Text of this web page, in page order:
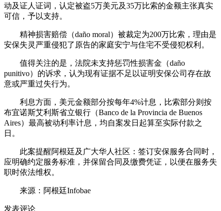
动及证人证词，认定被盗5万美元及35万比索的金额主张真实
可信，予以支持。
精神损害赔偿（daño moral）被裁定为200万比索，理由是
安保失灵严重侵犯了原告的家庭安宁与住宅不受侵犯权利。
值得关注的是，法院未支持惩罚性损害金（daño
punitivo）的诉求，认为现有证据不足以证明安保公司存在故
意或严重过失行为。
利息方面，美元金额部分按每年4%计息，比索部分则按
布宜诺斯艾利斯省立银行（Banco de la Provincia de Buenos
Aires）最高被动利率计息，均自案发日起算至实际付款之
日。
此案提醒阿根廷及广大华人社区：签订安保服务合同时，
应明确约定服务标准，并保留合同及缴费凭证，以便在服务失
职时依法维权。
来源：阿根廷Infobae
发表评论